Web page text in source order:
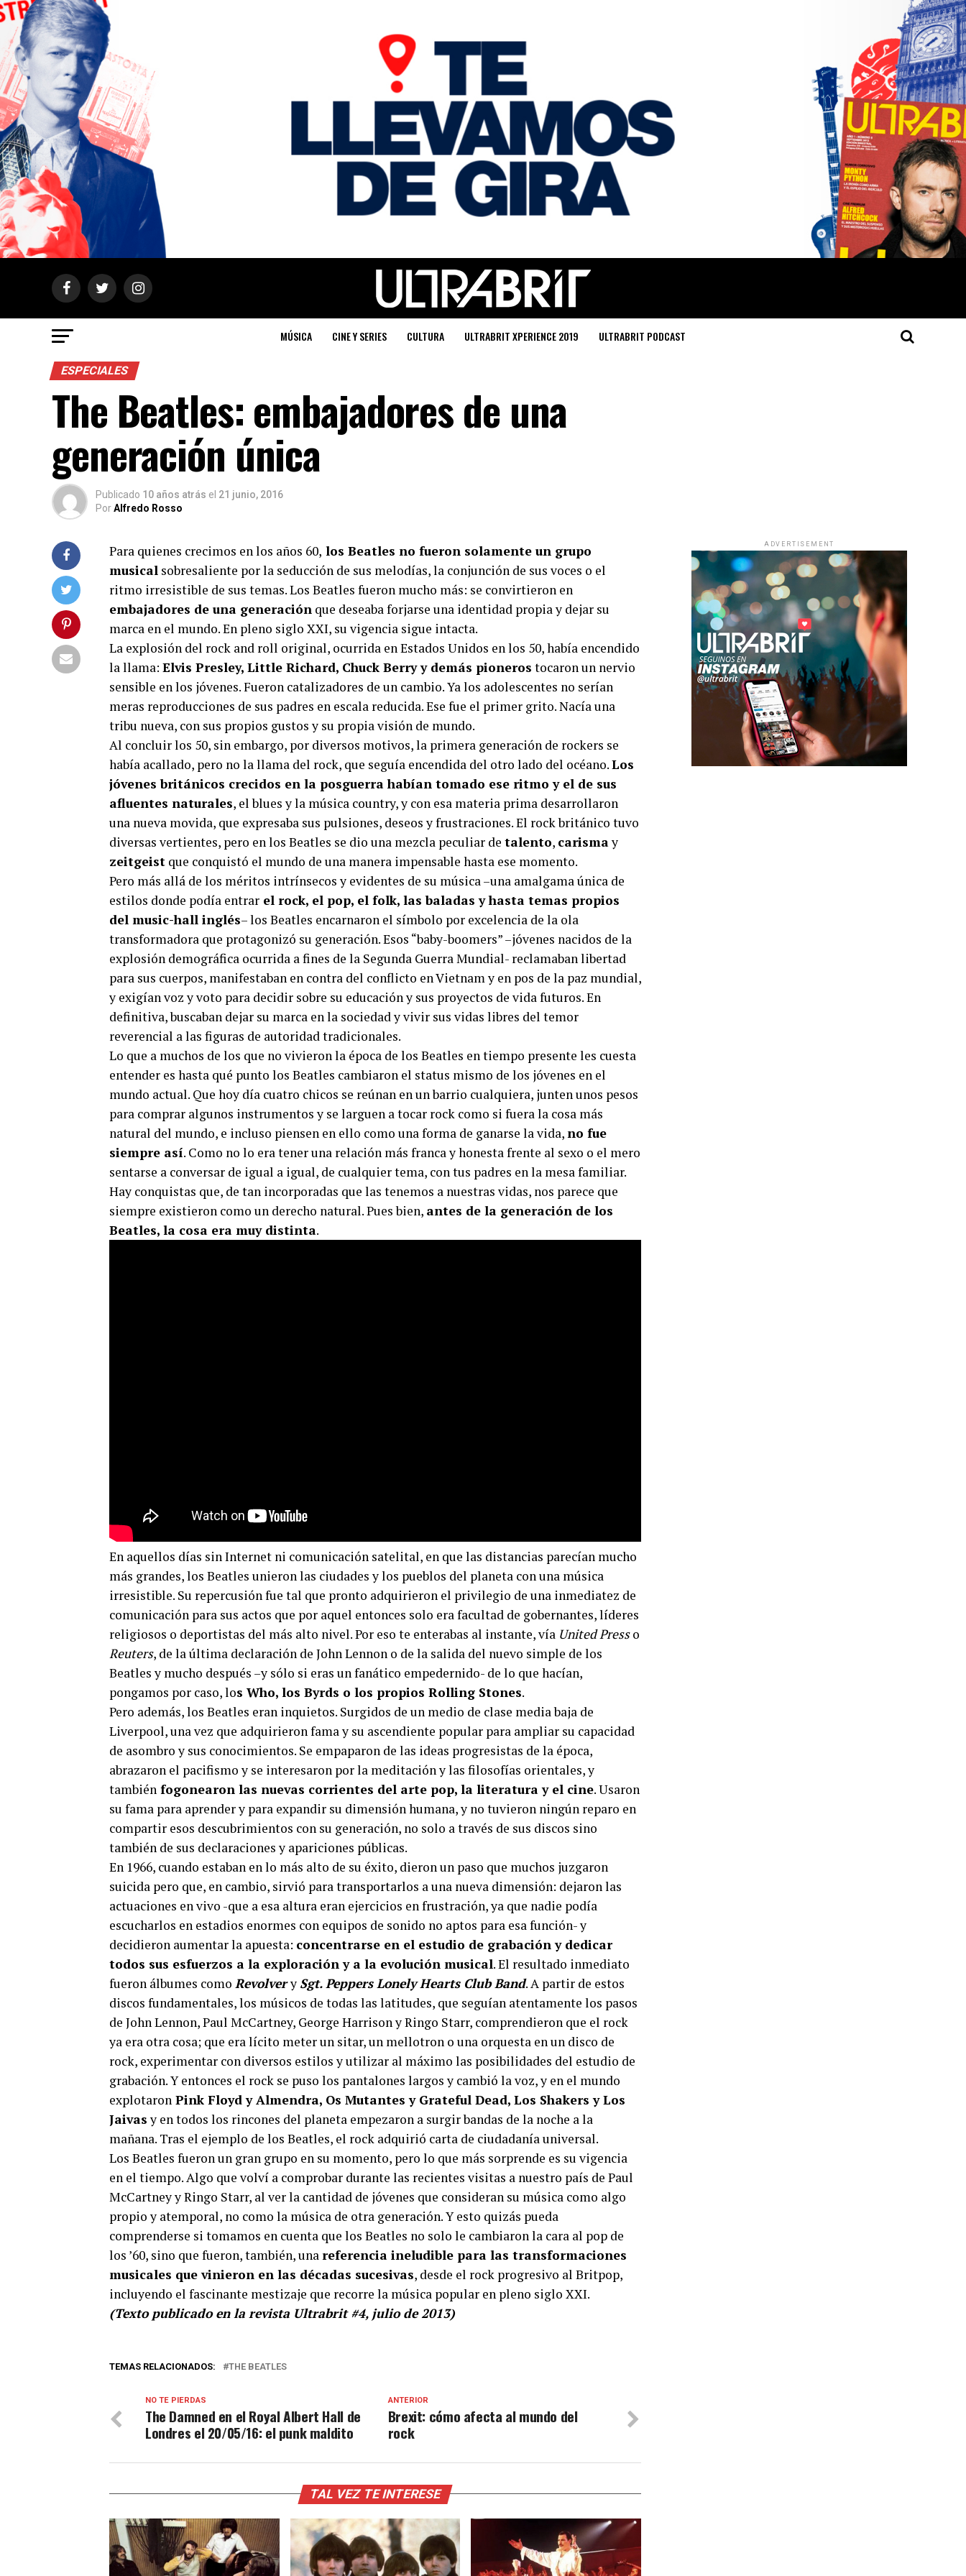
MÚSICA CINE Y SERIES CULTURA ULTRABRIT XPERIENCE 2019 ULTRABRIT PODCAST
ESPECIALES
The Beatles: embajadores de una
generación única
Publicado 10 años atrás el 21 junio, 2016
PorAlfredo Rosso
Para quienes crecimos en los años 60, los Beatles no fueron solamente un grupo
musical sobresaliente por la seducción de sus melodías, la conjunción de sus voces o el
ritmo irresistible de sus temas. Los Beatles fueron mucho más: se convirtieron en
embajadores de una generación que deseaba forjarse una identidad propia y dejar su
marca en el mundo. En pleno siglo XXI, su vigencia sigue intacta.
La explosión del rock and roll original, ocurrida en Estados Unidos en los 50, había encendido
la llama: Elvis Presley, Little Richard, Chuck Berry y demás pioneros tocaron un nervio
sensible en los jóvenes. Fueron catalizadores de un cambio. Ya los adolescentes no serían
meras reproducciones de sus padres en escala reducida. Ese fue el primer grito. Nacía una
tribu nueva, con sus propios gustos y su propia visión de mundo.
Al concluir los 50, sin embargo, por diversos motivos, la primera generación de rockers se
había acallado, pero no la llama del rock, que seguía encendida del otro lado del océano.Los
jóvenes británicos crecidos en la posguerra habían tomado ese ritmo y el de sus
afluentes naturales, el blues y la música country, y con esa materia prima desarrollaron
una nueva movida, que expresaba sus pulsiones, deseos y frustraciones. El rock británico tuvo
diversas vertientes, pero en los Beatles se dio una mezcla peculiar de talento, carismay
zeitgeist que conquistó el mundo de una manera impensable hasta ese momento.
Pero más allá de los méritos intrínsecos y evidentes de su música –una amalgama única de
estilos donde podía entrar el rock, el pop, el folk, las baladas y hasta temas propios
del music-hall inglés– los Beatles encarnaron el símbolo por excelencia de la ola
transformadora que protagonizó su generación. Esos “baby-boomers” –jóvenes nacidos de la
explosión demográfica ocurrida a fines de la Segunda Guerra Mundial- reclamaban libertad
para sus cuerpos, manifestaban en contra del conflicto en Vietnam y en pos de la paz mundial,
y exigían voz y voto para decidir sobre su educación y sus proyectos de vida futuros. En
definitiva, buscaban dejar su marca en la sociedad y vivir sus vidas libres del temor
reverencial a las figuras de autoridad tradicionales.
Lo que a muchos de los que no vivieron la época de los Beatles en tiempo presente les cuesta
entender es hasta qué punto los Beatles cambiaron el status mismo de los jóvenes en el
mundo actual. Que hoy día cuatro chicos se reúnan en un barrio cualquiera, junten unos pesos
para comprar algunos instrumentos y se larguen a tocar rock como si fuera la cosa más
natural del mundo, e incluso piensen en ello como una forma de ganarse la vida,no fue
siempre así. Como no lo era tener una relación más franca y honesta frente al sexo o el mero
sentarse a conversar de igual a igual, de cualquier tema, con tus padres en la mesa familiar.
Hay conquistas que, de tan incorporadas que las tenemos a nuestras vidas, nos parece que
siempre existieron como un derecho natural. Pues bien, antes de la generación de los
Beatles, la cosa era muy distinta.
En aquellos días sin Internet ni comunicación satelital, en que las distancias parecían mucho
más grandes, los Beatles unieron las ciudades y los pueblos del planeta con una música
irresistible. Su repercusión fue tal que pronto adquirieron el privilegio de una inmediatez de
comunicación para sus actos que por aquel entonces solo era facultad de gobernantes, líderes
religiosos o deportistas del más alto nivel. Por eso te enterabas al instante, vía United Presso
Reuters, de la última declaración de John Lennon o de la salida del nuevo simple de los
Beatles y mucho después –y sólo si eras un fanático empedernido- de lo que hacían,
pongamos por caso, los Who, los Byrds o los propios Rolling Stones.
Pero además, los Beatles eran inquietos. Surgidos de un medio de clase media baja de
Liverpool, una vez que adquirieron fama y su ascendiente popular para ampliar su capacidad
de asombro y sus conocimientos. Se empaparon de las ideas progresistas de la época,
abrazaron el pacifismo y se interesaron por la meditación y las filosofías orientales, y
también fogonearon las nuevas corrientes del arte pop, la literatura y el cine. Usaron
su fama para aprender y para expandir su dimensión humana, y no tuvieron ningún reparo en
compartir esos descubrimientos con su generación, no solo a través de sus discos sino
también de sus declaraciones y apariciones públicas.
En 1966, cuando estaban en lo más alto de su éxito, dieron un paso que muchos juzgaron
suicida pero que, en cambio, sirvió para transportarlos a una nueva dimensión: dejaron las
actuaciones en vivo -que a esa altura eran ejercicios en frustración, ya que nadie podía
escucharlos en estadios enormes con equipos de sonido no aptos para esa función- y
decidieron aumentar la apuesta: concentrarse en el estudio de grabación y dedicar
todos sus esfuerzos a la exploración y a la evolución musical. El resultado inmediato
fueron álbumes como Revolver y Sgt. Peppers Lonely Hearts Club Band. A partir de estos
discos fundamentales, los músicos de todas las latitudes, que seguían atentamente los pasos
de John Lennon, Paul McCartney, George Harrison y Ringo Starr, comprendieron que el rock
ya era otra cosa; que era lícito meter un sitar, un mellotron o una orquesta en un disco de
rock, experimentar con diversos estilos y utilizar al máximo las posibilidades del estudio de
grabación. Y entonces el rock se puso los pantalones largos y cambió la voz, y en el mundo
explotaron Pink Floyd y Almendra, Os Mutantes y Grateful Dead, Los Shakers y Los
Jaivasy en todos los rincones del planeta empezaron a surgir bandas de la noche a la
mañana. Tras el ejemplo de los Beatles, el rock adquirió carta de ciudadanía universal.
Los Beatles fueron un gran grupo en su momento, pero lo que más sorprende es su vigencia
en el tiempo. Algo que volví a comprobar durante las recientes visitas a nuestro país de Paul
McCartney y Ringo Starr, al ver la cantidad de jóvenes que consideran su música como algo
propio y atemporal, no como la música de otra generación. Y esto quizás pueda
comprenderse si tomamos en cuenta que los Beatles no solo le cambiaron la cara al pop de
los ’60, sino que fueron, también, unareferencia ineludible para las transformaciones
musicales que vinieron en las décadas sucesivas, desde el rock progresivo al Britpop,
incluyendo el fascinante mestizaje que recorre la música popular en pleno siglo XXI.
(Texto publicado en la revista Ultrabrit #4, julio de 2013)
TEMAS RELACIONADOS: THE BEATLES
ANTERIOR
Brexit: cómo afecta al mundo del
rock
NO TE PIERDAS
The Damned en el Royal Albert Hall de
Londres el 20/05/16: el punk maldito
TAL VEZ TE INTERESE
ADVERTISEMENT